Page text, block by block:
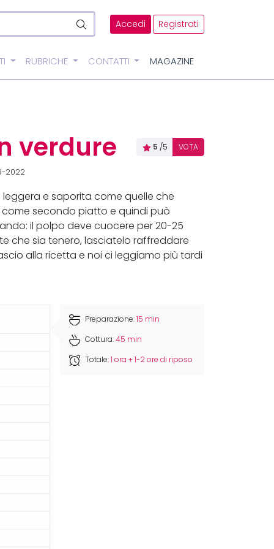
Accedi Registrati
RUBRICHE CONTATTI MAGAZINE
verdure 5 /5 VOTA
2022
e saporita come quelle che
secondo piatto e quindi può
il polpo deve cuocere per 20-25
che sia tenero, lasciatelo raffreddare
alla ricetta e noi ci leggiamo più tardi
Preparazione:15 min
Cottura:45 min
Totale:1 ora + 1-2 ore di riposo